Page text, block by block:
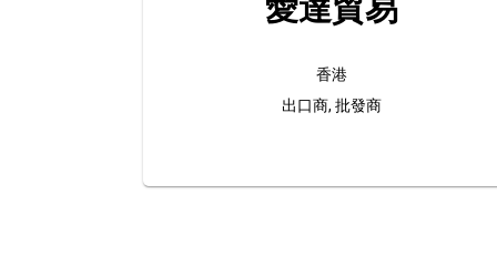
愛達貿易
香港
出口商, 批發商